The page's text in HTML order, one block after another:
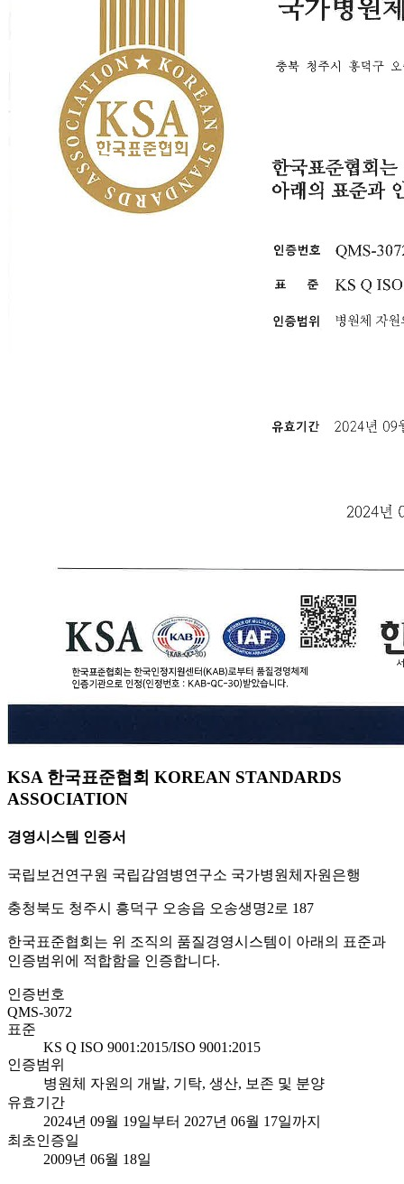
KSA 한국표준협회 KOREAN STANDARDS
ASSOCIATION
경영시스템 인증서
국립보건연구원 국립감염병연구소 국가병원체자원은행
충청북도 청주시 흥덕구 오송읍 오송생명2로 187
한국표준협회는 위 조직의 품질경영시스템이 아래의 표준과
인증범위에 적합함을 인증합니다.
인증번호
QMS-3072
표준
KS Q ISO 9001:2015/ISO 9001:2015
인증범위
병원체 자원의 개발, 기탁, 생산, 보존 및 분양
유효기간
2024년 09월 19일부터 2027년 06월 17일까지
최초인증일
2009년 06월 18일